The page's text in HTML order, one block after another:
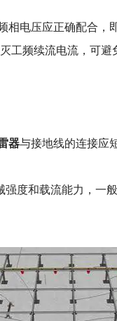
相电压应正确配合，
工频续流电流，可避
器与接地线的连接应
强度和载流能力，一